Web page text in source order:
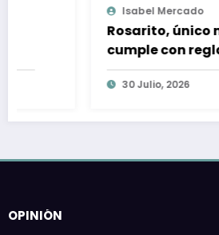
Isabel Mercado 0
Rosarito, único municipio
cumple con reglamento
y sancionar la trata de
30 Julio, 2026
OPINIÓN